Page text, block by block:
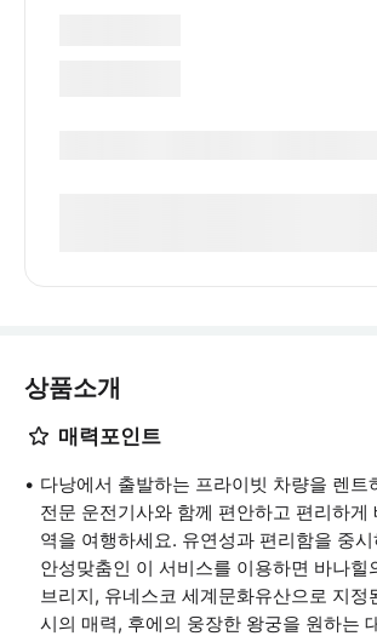
상품소개
매력포인트
다낭에서 출발하는 프라이빗 차량을 렌트
전문 운전기사와 함께 편안하고 편리하게
역을 여행하세요. 유연성과 편리함을 중
안성맞춤인 이 서비스를 이용하면 바나힐
브리지, 유네스코 세계문화유산으로 지정
시의 매력, 후에의 웅장한 왕궁을 원하는